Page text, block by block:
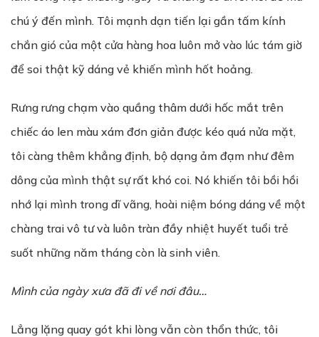
chú ý đến mình. Tôi mạnh dạn tiến lại gần tấm kính
chắn gió của một cửa hàng hoa luôn mở vào lúc tám giờ
để soi thật kỹ dáng vẻ khiến mình hốt hoảng.
Rưng rưng chạm vào quầng thâm dưới hốc mắt trên
chiếc áo len màu xám đơn giản được kéo quá nửa mặt,
tôi càng thêm khẳng định, bộ dạng ảm đạm như đêm
dông của mình thật sự rất khó coi. Nó khiến tôi bồi hồi
nhớ lại mình trong dĩ vãng, hoài niệm bóng dáng về một
chàng trai vô tư và luôn tràn đầy nhiệt huyết tuổi trẻ
suốt những năm tháng còn là sinh viên.
Mình của ngày xưa đã đi vềnơiđâu…
Lẳng lặng quay gót khi lòng vẫn còn thổn thức, tôi